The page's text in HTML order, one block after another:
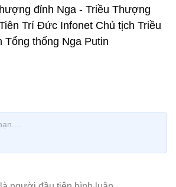
đỉnh Nga - Triều Thượng
Trí Đức Infonet Chủ tịch Triều
Tổng thống Nga Putin